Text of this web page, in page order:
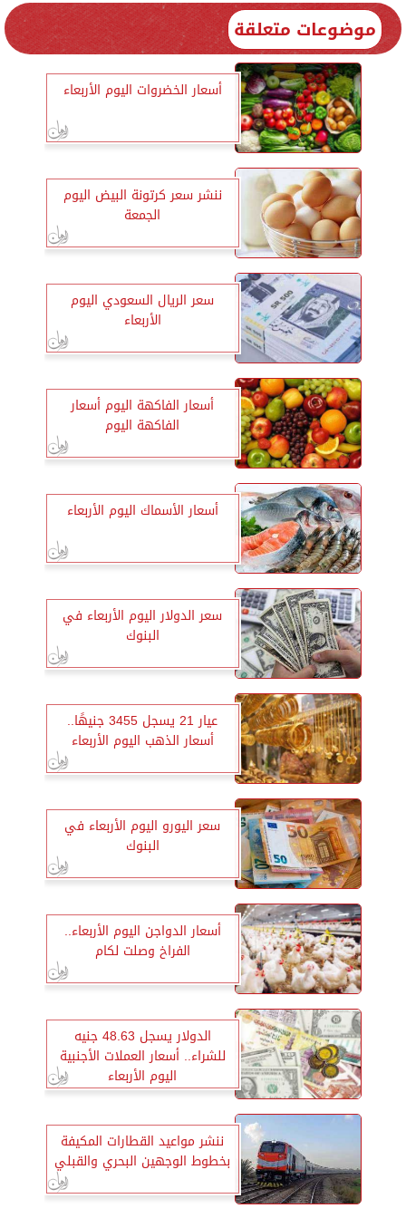
موضوعات متعلقة
أسعار الخضروات اليوم الأربعاء
ننشر سعر كرتونة البيض اليوم
الجمعة
سعر الريال السعودي اليوم
الأربعاء
أسعار الفاكهة اليوم أسعار
الفاكهة اليوم
أسعار الأسماك اليوم الأربعاء
سعر الدولار اليوم الأربعاء في
البنوك
عيار 21 يسجل 3455 جنيهًا..
أسعار الذهب اليوم الأربعاء
سعر اليورو اليوم الأربعاء في
البنوك
أسعار الدواجن اليوم الأربعاء..
الفراخ وصلت لكام
الدولار يسجل 48.63 جنيه
للشراء.. أسعار العملات الأجنبية
اليوم الأربعاء
ننشر مواعيد القطارات المكيفة
بخطوط الوجهين البحري والقبلي